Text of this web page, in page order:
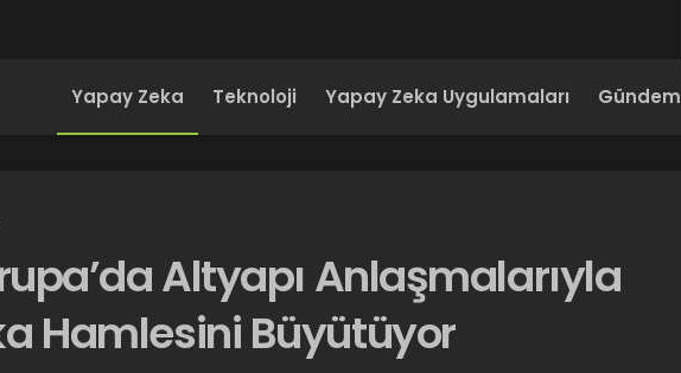
Yapay Zeka Teknoloji Yapay Zeka Uygulamaları Gündem
Altyapı Anlaşmalarıyla
Hamlesini Büyütüyor